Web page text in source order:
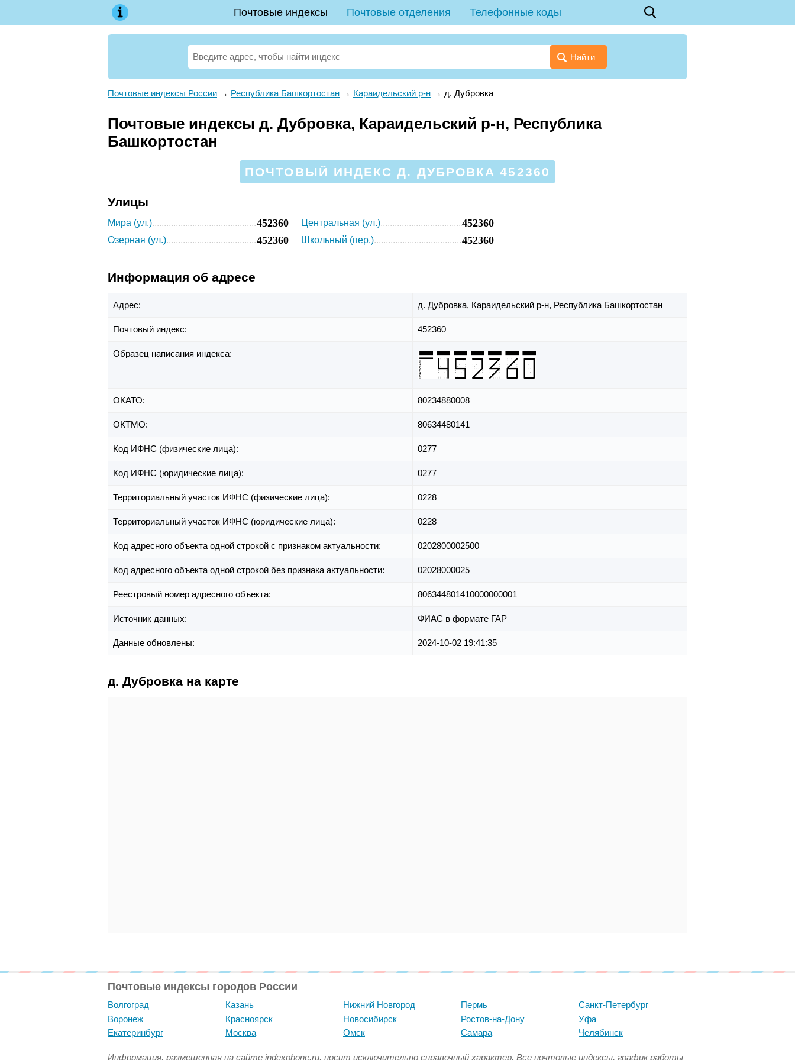
Почтовые индексы Почтовые отделения Телефонные коды
Найти
Почтовые индексы России → Республика Башкортостан → Караидельский р-н → д. Дубровка
Почтовые индексы д. Дубровка, Караидельский р-н, Республика
Башкортостан
ПОЧТОВЫЙ ИНДЕКС Д. ДУБРОВКА 452360
Улицы
Мира (ул.) 452360
Озерная (ул.) 452360
Центральная (ул.) 452360
Школьный (пер.) 452360
Информация об адресе
Адрес: д. Дубровка, Караидельский р-н, Республика Башкортостан
Почтовый индекс: 452360
Образец написания индекса:
ОКАТО: 80234880008
ОКТМО: 80634480141
Код ИФНС (физические лица): 0277
Код ИФНС (юридические лица): 0277
Территориальный участок ИФНС (физические лица): 0228
Территориальный участок ИФНС (юридические лица): 0228
Код адресного объекта одной строкой с признаком актуальности: 0202800002500
Код адресного объекта одной строкой без признака актуальности: 02028000025
Реестровый номер адресного объекта: 806344801410000000001
Источник данных: ФИАС в формате ГАР
Данные обновлены: 2024-10-02 19:41:35
д. Дубровка на карте
Почтовые индексы городов России
Волгоград
Воронеж
Екатеринбург
Казань
Красноярск
Москва
Нижний Новгород
Новосибирск
Омск
Пермь
Ростов-на-Дону
Самара
Санкт-Петербург
Уфа
Челябинск
Информация, размещенная на сайте indexphone.ru, носит исключительно справочный характер. Все почтовые индексы, график работы